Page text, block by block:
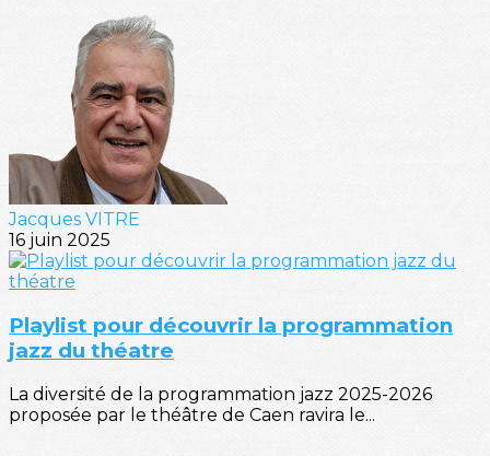
Jacques VITRE
16 juin 2025
Playlist pour découvrir la programmation
jazz du théatre
La diversité de la programmation jazz 2025-2026
proposée par le théâtre de Caen ravira le...